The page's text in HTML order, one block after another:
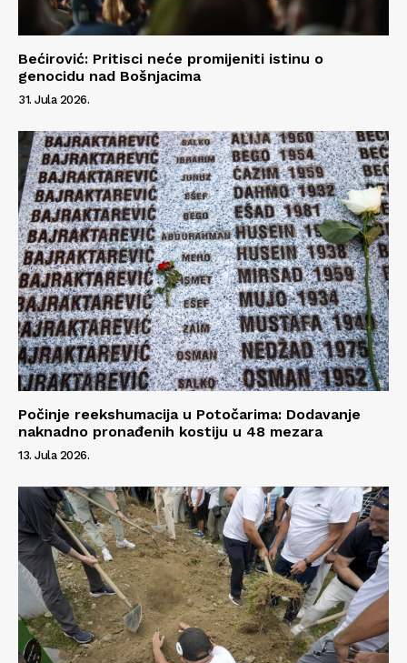
Bećirović: Pritisci neće promijeniti istinu o
genocidu nad Bošnjacima
31. Jula 2026.
Počinje reekshumacija u Potočarima: Dodavanje
naknadno pronađenih kostiju u 48 mezara
13. Jula 2026.